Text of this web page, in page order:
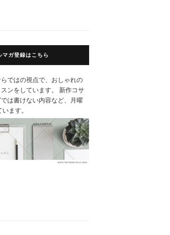
マガ登録はこちら
ではの視点で、おしゃれの
ンをしています。 新作コサ
は書けない内容など、月曜
ます。